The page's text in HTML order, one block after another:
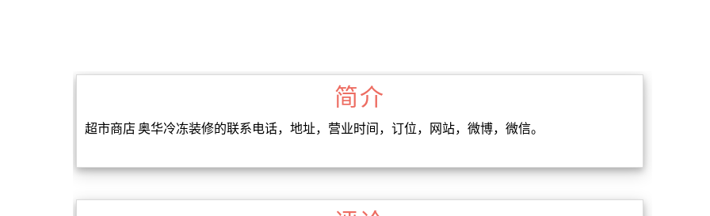
简介
超市商店 奥华冷冻装修的联系电话，地址，营业时间，订位，网站，微博，微信。